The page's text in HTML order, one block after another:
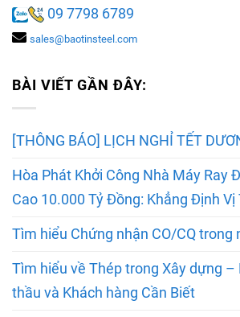
09 7798 6789
sales@baotinsteel.com
BÀI VIẾT GẦN ĐÂY:
[THÔNG BÁO] LỊCH NGHỈ TẾT
Hòa Phát Khởi Công Nhà Máy Ray
Cao 10.000 Tỷ Đồng: Khẳng Định Vị
Tìm hiểu Chứng nhận CO/CQ trong
Tìm hiểu về Thép trong Xây dựng
thầu và Khách hàng Cần Biết